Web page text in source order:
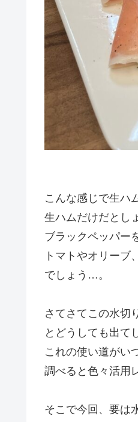
こんな感じで生ハ
生ハムだけだとし
ブラックペッパー
トマトやオリーブ
でしょう…。
さてさてこの水切
とどうしても出て
これの使い道がい
調べると色々活用
そこで今回、要は